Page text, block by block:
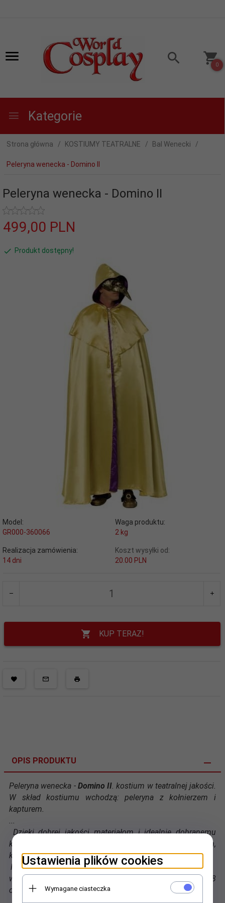
0
Kategorie
Strona główna KOSTIUMY TEATRALNE Bal Wenecki
Peleryna wenecka - Domino II
Peleryna wenecka - Domino II
499,00 PLN
Produkt dostępny!
Model:
GR000-360066
Waga produktu:
2 kg
Realizacja zamówienia:
14 dni
Koszt wysyłki od:
20.00 PLN
KUP TERAZ!
OPIS PRODUKTU
Peleryna wenecka - Domino II. kostium w teatralnej jakości.
W skład kostiumu wchodzą: peleryna z kołnierzem i
kapturem.
...
Dzięki dobrej jakości materiałom i idealnie dobranemu
krojowi produkt ten idealnie prezentuje się na osobach,
których wymiary pasują do podanych wyżej zakresów:
Rozmiar Uniwersalny
wzrost: 175-184cm , w klatce 98-112 cm, w pasie 96-108
cm
Ustawienia plików cookies
Wymagane ciasteczka